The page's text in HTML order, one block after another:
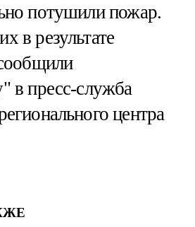
потушили пожар.
в результате
в пресс-служба
центра